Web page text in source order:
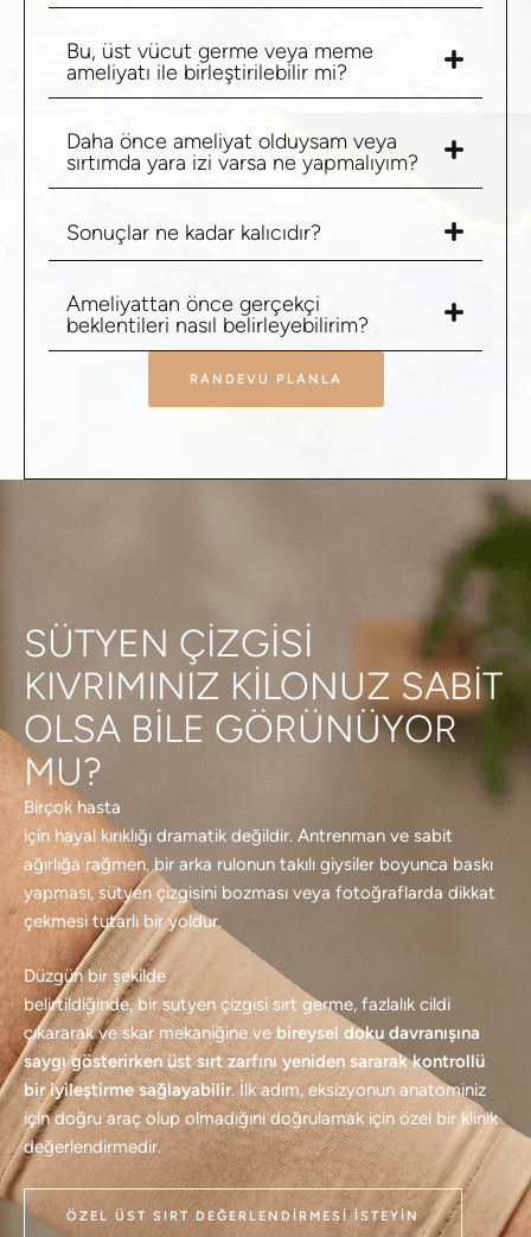
Bu, üst vücut germe veya meme
ameliyatı ile birleştirilebilir mi?
Daha önce ameliyat olduysam veya
sırtımda yara izi varsa ne yapmalıyım?
Sonuçlar ne kadar kalıcıdır?
Ameliyattan önce gerçekçi
beklentileri nasıl belirleyebilirim?
RANDEVU PLANLA
SÜTYEN ÇIZGISI
KIVRIMINIZ KILONUZ SABIT
OLSA BILE GÖRÜNÜYOR
MU?
Birçok hasta
için hayal kırıklığı dramatik değildir. Antrenman ve sabit
ağırlığa rağmen, bir arka rulonun takılı giysiler boyunca baskı
yapması, sütyen çizgisini bozması veya fotoğraflarda dikkat
çekmesi tutarlı bir yoldur.
Düzgün bir şekilde
belirtildiğinde, bir sutyen çizgisi sırt germe, fazlalık cildi
çıkararak ve skar mekaniğine ve bireysel doku davranışına
saygı gösterirken üst sırt zarfını yeniden sararak kontrollü
bir iyileştirme sağlayabilir. İlk adım, eksizyonun anatominiz
için doğru araç olup olmadığını doğrulamak için özel bir klinik
değerlendirmedir.
ÖZEL ÜST SIRT DEĞERLENDIRMESI İSTEYIN